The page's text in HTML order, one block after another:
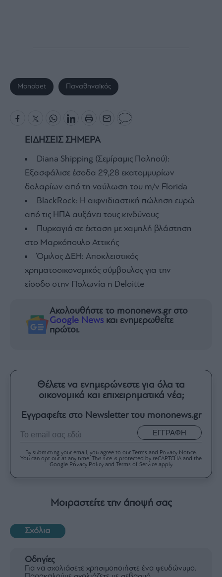
Monobet Παναθηναϊκός
ΕΙΔΗΣΕΙΣ ΣΗΜΕΡΑ
Diana Shipping (Σεμίραμις Παληού):
Εξασφάλισε έσοδα 29,28 εκατομμυρίων
δολαρίων από τη ναύλωση του m/v Florida
BlackRock: Η αιφνιδιαστική πώληση ευρώ
από τις ΗΠΑ αυξάνει τους κινδύνους
Πυρκαγιά σε έκταση με χαμηλή βλάστηση
στο Μαρκόπουλο Αττικής
Όμιλος ΔΕΗ: Αποκλειστικός
χρηματοοικονομικός σύμβουλος για την
είσοδο στην Πολωνία η Deloitte
Ακολουθήστε το mononews.gr στο
Google News και ενημερωθείτε
πρώτοι.
Θέλετε να ενημερώνεστε για όλα τα
οικονομικά και επιχειρηματικά νέα;
Εγγραφείτε στο Newsletter του mononews.gr
ΕΓΓΡΑΦΗ
By submitting your email, you agree to our Terms and Privacy Notice.
You can opt out at any time. This site is protected by reCAPTCHA and the
Google Privacy Policy and Terms of Service apply.
Μοιραστείτε την άποψή σας
Σχόλια
Οδηγίες
Για να σχολιάσετε χρησιμοποιήστε ένα ψευδώνυμο.